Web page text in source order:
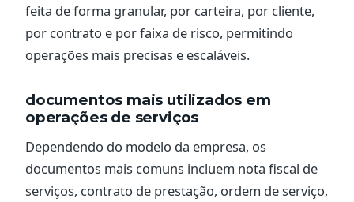
feita de forma granular, por carteira, por cliente,
por contrato e por faixa de risco, permitindo
operações mais precisas e escaláveis.
documentos mais utilizados em
operações de serviços
Dependendo do modelo da empresa, os
documentos mais comuns incluem nota fiscal de
serviços, contrato de prestação, ordem de serviço,